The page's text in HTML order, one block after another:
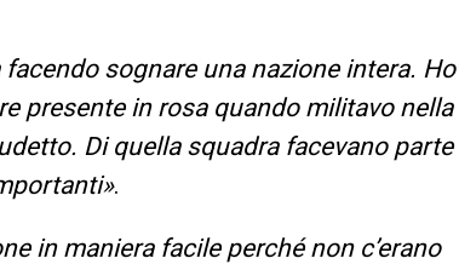
facendo sognare una nazione intera. Ho
presente in rosa quando militavo nella
Di quella squadra facevano parte
.
in maniera facile perché non c’erano